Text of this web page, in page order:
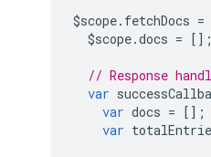
$scope. fetchDocs =
$scope.docs = [];
// Response
var
var docs =
[];
var